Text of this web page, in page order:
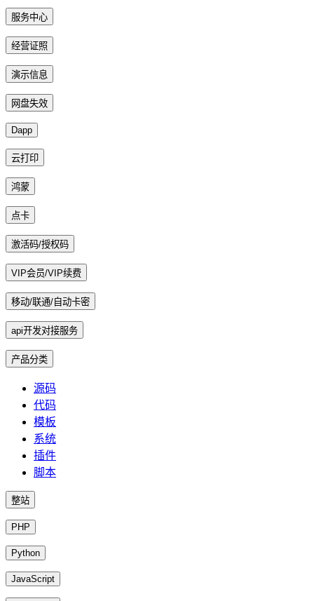
服务中心
经营证照
演示信息
网盘失效
Dapp
云打印
鸿蒙
点卡
激活码/授权码
VIP会员/VIP续费
移动/联通/自动卡密
api开发对接服务
产品分类
源码
代码
模板
系统
插件
脚本
整站
PHP
Python
JavaScript